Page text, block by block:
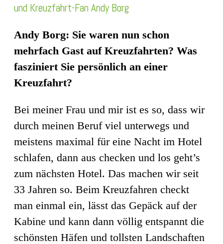
und Kreuzfahrt-Fan Andy Borg
Andy Borg: Sie waren nun schon
mehrfach Gast auf Kreuzfahrten? Was
fasziniert Sie persönlich an einer
Kreuzfahrt?
Bei meiner Frau und mir ist es so, dass wir
durch meinen Beruf viel unterwegs und
meistens maximal für eine Nacht im Hotel
schlafen, dann aus checken und los geht’s
zum nächsten Hotel. Das machen wir seit
33 Jahren so. Beim Kreuzfahren checkt
man einmal ein, lässt das Gepäck auf der
Kabine und kann dann völlig entspannt die
schönsten Häfen und tollsten Landschaften